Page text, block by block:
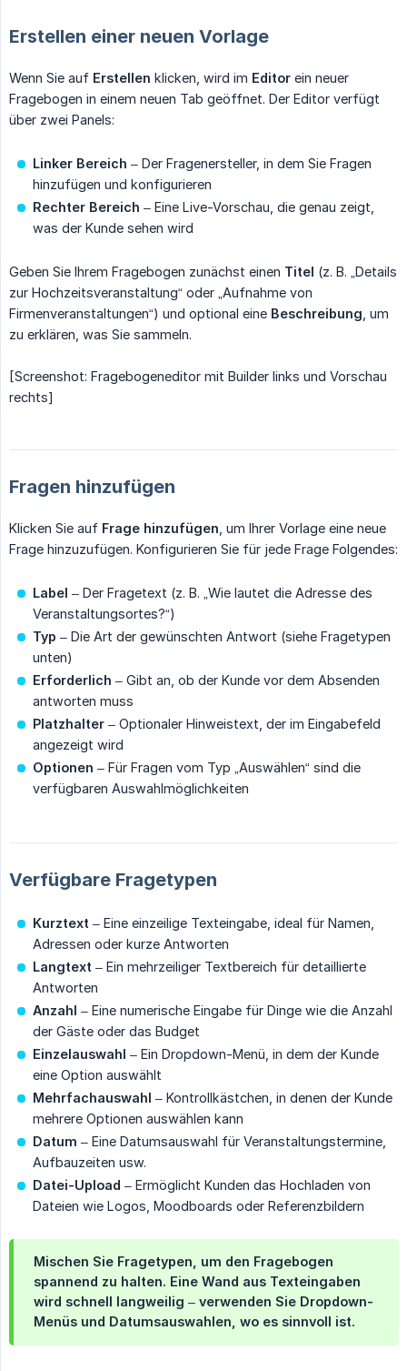
Erstellen einer neuen Vorlage
Wenn Sie auf Erstellen klicken, wird im Editor ein neuer
Fragebogen in einem neuen Tab geöffnet. Der Editor verfügt
über zwei Panels:
Linker Bereich – Der Fragenersteller, in dem Sie Fragen
hinzufügen und konfigurieren
Rechter Bereich – Eine Live-Vorschau, die genau zeigt,
was der Kunde sehen wird
Geben Sie Ihrem Fragebogen zunächst einen Titel (z. B. „Details
zur Hochzeitsveranstaltung“ oder „Aufnahme von
Firmenveranstaltungen“) und optional eine Beschreibung , um
zu erklären, was Sie sammeln.
[Screenshot: Fragebogeneditor mit Builder links und Vorschau
rechts]
Fragen hinzufügen
Klicken Sie auf Frage hinzufügen , um Ihrer Vorlage eine neue
Frage hinzuzufügen. Konfigurieren Sie für jede Frage Folgendes:
Label – Der Fragetext (z. B. „Wie lautet die Adresse des
Veranstaltungsortes?“)
Typ – Die Art der gewünschten Antwort (siehe Fragetypen
unten)
Erforderlich – Gibt an, ob der Kunde vor dem Absenden
antworten muss
Platzhalter – Optionaler Hinweistext, der im Eingabefeld
angezeigt wird
Optionen – Für Fragen vom Typ „Auswählen“ sind die
verfügbaren Auswahlmöglichkeiten
Verfügbare Fragetypen
Kurztext – Eine einzeilige Texteingabe, ideal für Namen,
Adressen oder kurze Antworten
Langtext – Ein mehrzeiliger Textbereich für detaillierte
Antworten
Anzahl – Eine numerische Eingabe für Dinge wie die Anzahl
der Gäste oder das Budget
Einzelauswahl – Ein Dropdown-Menü, in dem der Kunde
eine Option auswählt
Mehrfachauswahl – Kontrollkästchen, in denen der Kunde
mehrere Optionen auswählen kann
Datum – Eine Datumsauswahl für Veranstaltungstermine,
Aufbauzeiten usw.
Datei-Upload – Ermöglicht Kunden das Hochladen von
Dateien wie Logos, Moodboards oder Referenzbildern
Mischen Sie Fragetypen, um den Fragebogen
spannend zu halten. Eine Wand aus Texteingaben
wird schnell langweilig – verwenden Sie Dropdown-
Menüs und Datumsauswahlen, wo es sinnvoll ist.